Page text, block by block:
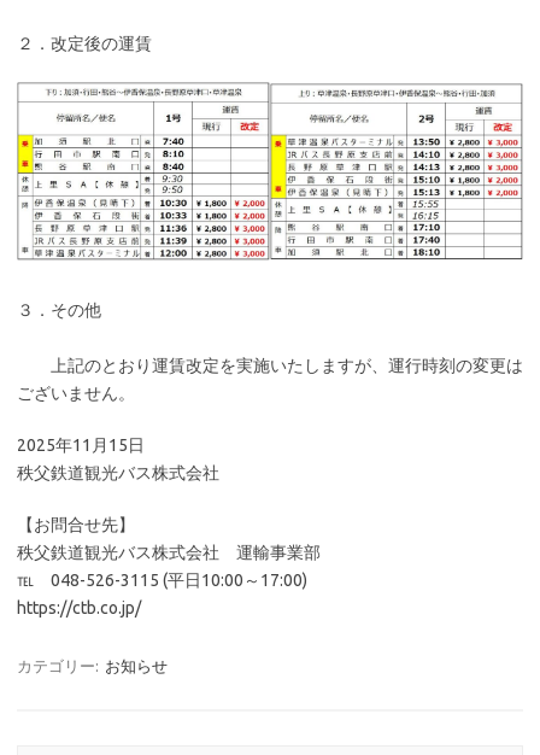
２．改定後の運賃
３．その他
上記のとおり運賃改定を実施いたしますが、運行時刻の変更は
ございません。
2025年11月15日
秩父鉄道観光バス株式会社
【お問合せ先】
秩父鉄道観光バス株式会社 運輸事業部
℡ 048-526-3115 (平日10:00～17:00)
https://ctb.co.jp/
カテゴリー: お知らせ